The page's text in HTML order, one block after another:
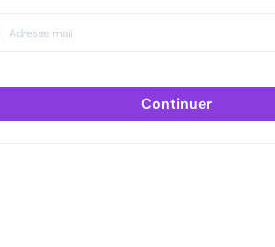
Continuer